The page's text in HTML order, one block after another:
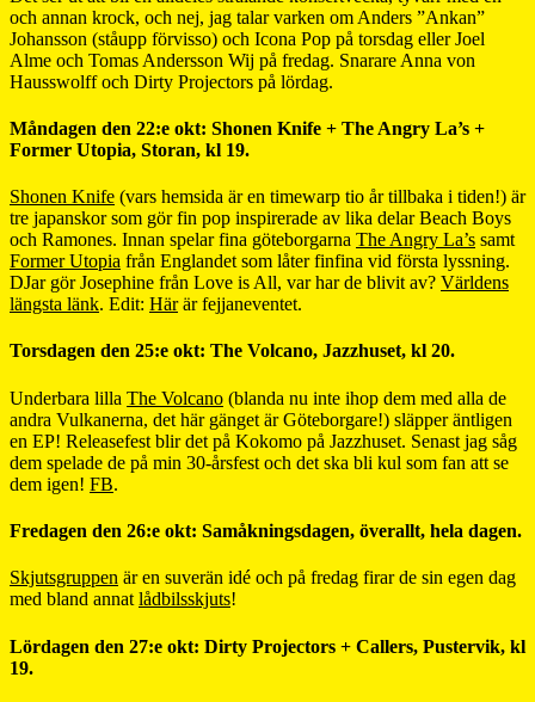
och annan krock, och nej, jag talar varken om Anders ”Ankan”
Johansson (ståupp förvisso) och Icona Pop på torsdag eller Joel
Alme och Tomas Andersson Wij på fredag. Snarare Anna von
Hausswolff och Dirty Projectors på lördag.
Måndagen den 22:e okt: Shonen Knife + The Angry La’s +
Former Utopia, Storan, kl 19.
Shonen Knife (vars hemsida är en timewarp tio år tillbaka i tiden!) är
tre japanskor som gör fin pop inspirerade av lika delar Beach Boys
och Ramones. Innan spelar fina göteborgarna The Angry La’s samt
Former Utopia från Englandet som låter finfina vid första lyssning.
DJar gör Josephine från Love is All, var har de blivit av? Världens
längsta länk. Edit: Härär fejjaneventet.
Torsdagen den 25:e okt: The Volcano, Jazzhuset, kl 20.
Underbara lilla The Volcano (blanda nu inte ihop dem med alla de
andra Vulkanerna, det här gänget är Göteborgare!) släpper äntligen
en EP! Releasefest blir det på Kokomo på Jazzhuset. Senast jag såg
dem spelade de på min 30-årsfest och det ska bli kul som fan att se
dem igen! FB.
Fredagen den 26:e okt: Samåkningsdagen, överallt, hela dagen.
Skjutsgruppen är en suverän idé och på fredag firar de sin egen dag
med bland annat lådbilsskjuts!
Lördagen den 27:e okt: Dirty Projectors + Callers, Pustervik, kl
19.